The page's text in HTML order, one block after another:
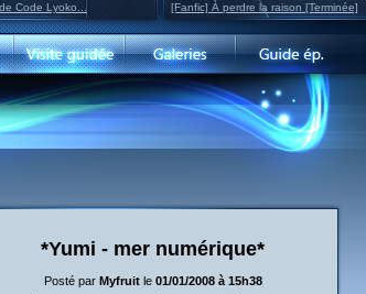
Code Lyoko...
[Fanfic] À perdre la raison [Terminée]
*Yumi - mer numérique*
Posté par Myfruitle 01/01/2008 à 15h38